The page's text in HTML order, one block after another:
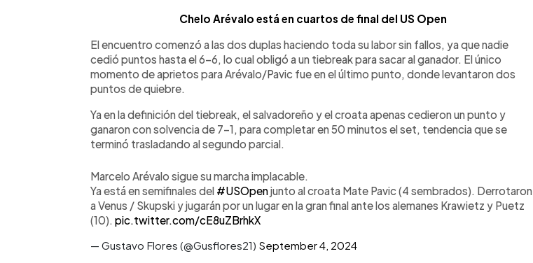
Chelo Arévalo está en cuartos de final del US Open
El encuentro comenzó a las dos duplas haciendo toda su labor sin fallos, ya que nadie
cedió puntos hasta el 6-6, lo cual obligó a un tiebreak para sacar al ganador. El único
momento de aprietos para Arévalo/Pavic fue en el último punto, donde levantaron dos
puntos de quiebre.
Ya en la definición del tiebreak, el salvadoreño y el croata apenas cedieron un punto y
ganaron con solvencia de 7-1, para completar en 50 minutos el set, tendencia que se
terminó trasladando al segundo parcial.
Marcelo Arévalo sigue su marcha implacable.
Ya está en semifinales del #USOpenjunto al croata Mate Pavic (4 sembrados). Derrotaron
a Venus / Skupski y jugarán por un lugar en la gran final ante los alemanes Krawietz y Puetz
(10). pic.twitter.com/cE8uZBrhkX
— Gustavo Flores (@Gusflores21) September 4, 2024